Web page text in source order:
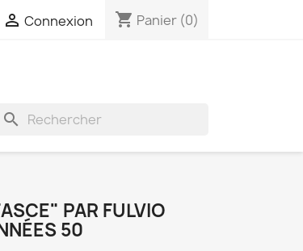
 Connexion shopping_cart Panier (0)
search
PAR FULVIO
50